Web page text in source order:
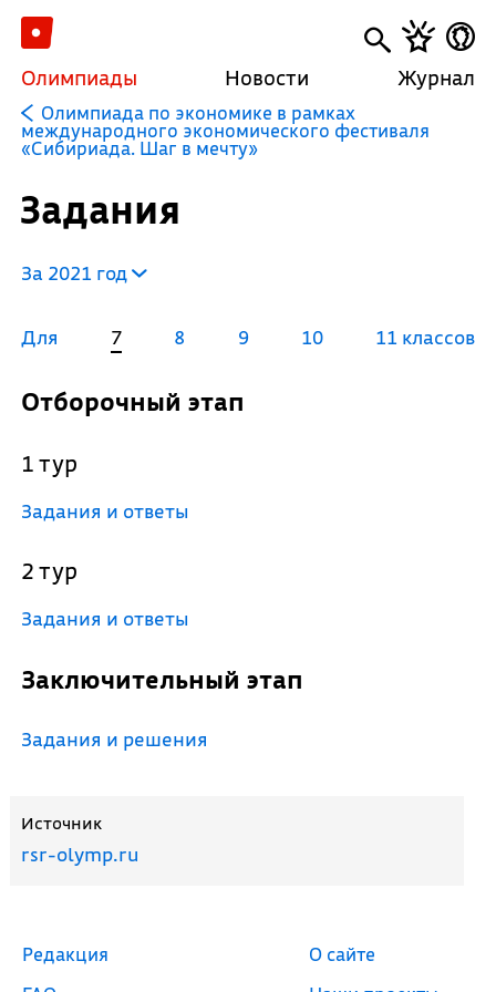
Олимпиады Новости Журнал
Олимпиада по экономике в рамках
международного экономического фестиваля
«Сибириада. Шаг в мечту»
Задания
За 2021 год
Для 7 8 9 10 11 классов
Отборочный этап
1 тур
Задания и ответы
2 тур
Задания и ответы
Заключительный этап
Задания и решения
Источник
rsr-olymp.ru
Редакция
О сайте